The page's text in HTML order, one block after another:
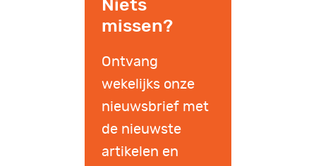
missen?
Ontvang
wekelijks onze
nieuwsbrief met
de nieuwste
artikelen en